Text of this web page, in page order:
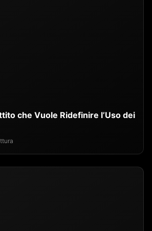
che Vuole Ridefinire l’Uso dei